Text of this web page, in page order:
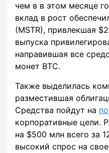
чем в в этом месяце
вклад в рост
(MSTR), привлекшая
выпуска
направившая все
монет BTC.
Также выделилась
разместившая
Средства пойдут на
корпоративные цели.
на $500 млн всего за
высокий спрос на